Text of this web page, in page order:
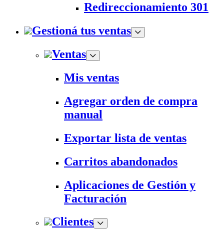
Redireccionamiento 301
Gestioná tus ventas
Ventas
Mis ventas
Agregar orden de compra
manual
Exportar lista de ventas
Carritos abandonados
Aplicaciones de Gestión y
Facturación
Clientes